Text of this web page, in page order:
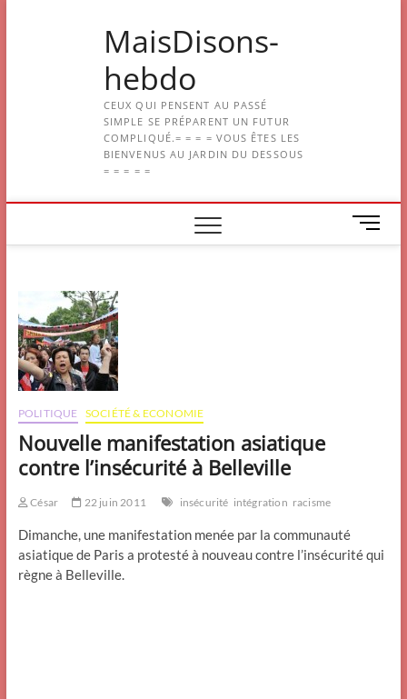
MaisDisons-
hebdo
CEUX QUI PENSENT AU PASSÉ
SIMPLE SE PRÉPARENT UN FUTUR
COMPLIQUÉ.= = = = VOUS ÊTES LES
BIENVENUS AU JARDIN DU DESSOUS
= = = = =
M
e
POLITIQUE SOCIÉTÉ & ECONOMIE
Nouvelle manifestation asiatique
contre l’insécurité à Belleville
César 22 juin 2011 insécurité intégration racisme
Dimanche, une manifestation menée par la communauté
asiatique de Paris a protesté à nouveau contre l’insécurité qui
règne à Belleville.